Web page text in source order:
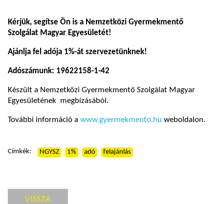
Kérjük, segítse Ön is a Nemzetközi Gyermekmentő
Szolgálat Magyar Egyesületét!
Ajánlja fel adója 1%-át szervezetünknek!
Adószámunk: 19622158-1-42
Készült a Nemzetközi Gyermekmentő Szolgálat Magyar
Egyesületének megbízásából.
További információ a www.gyermekmento.hu weboldalon.
Címkék: NGYSZ 1% adó felajánlás
VISSZA